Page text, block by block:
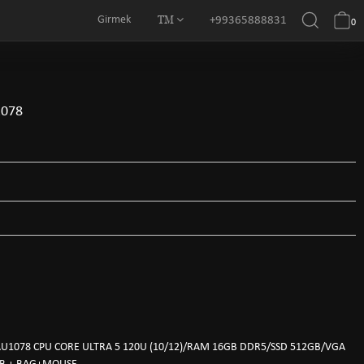
Girmek TM +99365888831 0
CPU CORE ULTRA 5 120U (10/12)/RAM 16GB DDR5/SSD 512GB/VGA